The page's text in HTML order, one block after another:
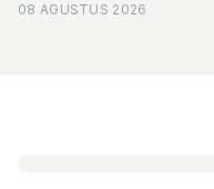
08 AGUSTUS 2026